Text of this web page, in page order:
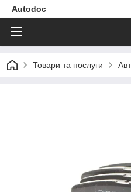
Autodoc
Товари та послуги